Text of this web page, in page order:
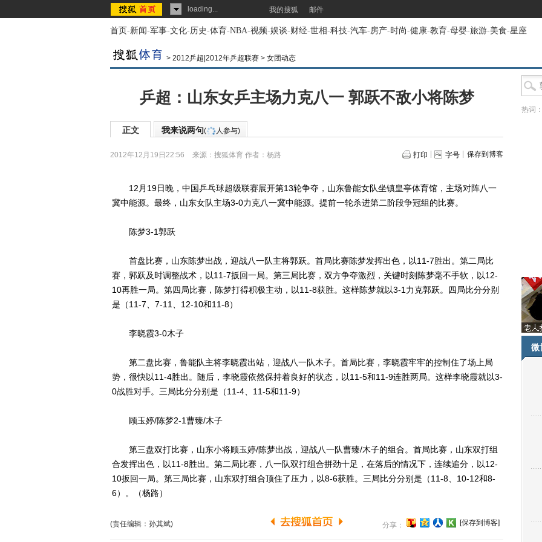
loading... 我的搜狐 邮件
首页-新闻-军事-文化-历史-体育-NBA-视频-娱谈-财经-世相-科技-汽车-房产-时尚-健康-教育-母婴-旅游-美食-星座
> 2012乒超|2012年乒超联赛 > 女团动态
乒超：山东女乒主场力克八一 郭跃不敌小将陈梦
正文 我来说两句( 人参与)
2012年12月19日22:56 来源： 搜狐体育 作者：杨路 打印 字号 保存到博客
12月19日晚，中国乒乓球超级联赛展开第13轮争夺，山东鲁能女队坐镇皇亭体育馆，主场对阵八一
冀中能源。最终，山东女队主场3-0力克八一冀中能源。提前一轮杀进第二阶段争冠组的比赛。
陈梦3-1郭跃
首盘比赛，山东陈梦出战，迎战八一队主将郭跃。首局比赛陈梦发挥出色，以11-7胜出。第二局比
赛，郭跃及时调整战术，以11-7扳回一局。第三局比赛，双方争夺激烈，关键时刻陈梦毫不手软，以12-
10再胜一局。第四局比赛，陈梦打得积极主动，以11-8获胜。这样陈梦就以3-1力克郭跃。四局比分分别
是（11-7、7-11、12-10和11-8）
李晓霞3-0木子
第二盘比赛，鲁能队主将李晓霞出站，迎战八一队木子。首局比赛，李晓霞牢牢的控制住了场上局
势，很快以11-4胜出。随后，李晓霞依然保持着良好的状态，以11-5和11-9连胜两局。这样李晓霞就以3-
0战胜对手。三局比分分别是（11-4、11-5和11-9）
顾玉婷/陈梦2-1曹臻/木子
第三盘双打比赛，山东小将顾玉婷/陈梦出战，迎战八一队曹臻/木子的组合。首局比赛，山东双打组
合发挥出色，以11-8胜出。第二局比赛，八一队双打组合拼劲十足，在落后的情况下，连续追分，以12-
10扳回一局。第三局比赛，山东双打组合顶住了压力，以8-6获胜。三局比分分别是（11-8、10-12和8-
6）。（杨路）
(责任编辑：孙其斌) 分享： [保存到博客]
热词
微